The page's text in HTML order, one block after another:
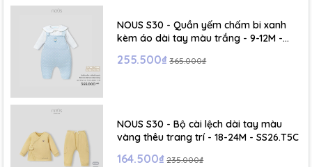
NOUS S30 - Quần yếm chấm bi xanh
kèm áo dài tay màu trắng - 9-12M -
255.500₫ 365.000₫
NOUS S30 - Bộ cài lệch dài tay màu
vàng thêu trang trí - 18-24M - SS26.T5C
164.500₫ 235.000₫